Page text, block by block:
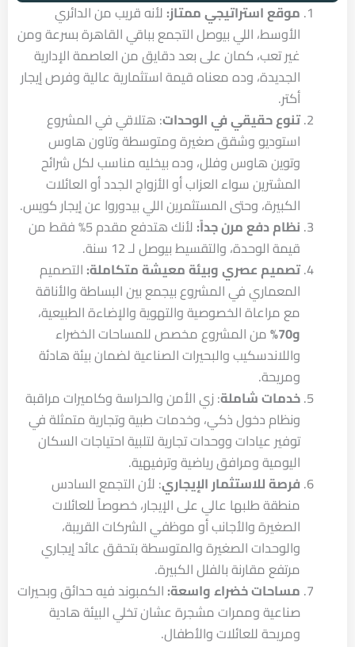
موقع استراتيجي ممتاز: لأنه قريب من الدائري
الأوسط، اللي بيوصل التجمع بباقي القاهرة بسرعة ومن
غير تعب، كمان على بعد دقايق من العاصمة الإدارية
الجديدة، وده معناه قيمة استثمارية عالية وفرص إيجار
أكتر.
تنوع حقيقي في الوحدات: هتلاقي في المشروع
استوديو وشقق صغيرة ومتوسطة وتاون هاوس
وتوين هاوس وفلل، وده بيخليه مناسب لكل شرائح
المشترين سواء العزاب أو الأزواج الجدد أو العائلات
الكبيرة، وحتى المستثمرين اللي بيدوروا عن إيجار كويس.
نظام دفع مرن جداً:
لأنك هتدفع مقدم 5% فقط من
قيمة الوحدة، والتقسيط بيوصل لـ 12 سنة.
تصميم عصري وبيئة معيشة متكاملة: التصميم
المعماري في المشروع بيجمع بين البساطة والأناقة
مع مراعاة الخصوصية والتهوية والإضاءة الطبيعية،
و70%
من المشروع مخصص للمساحات الخضراء
واللاندسكيب والبحيرات الصناعية لضمان بيئة هادئة
ومريحة.
خدمات شاملة: زي الأمن والحراسة وكاميرات مراقبة
ونظام دخول ذكي، وخدمات طبية وتجارية متمثلة في
توفير عيادات ووحدات تجارية لتلبية احتياجات السكان
اليومية ومرافق رياضية وترفيهية.
فرصة للاستثمار الإيجاري: لأن التجمع السادس
منطقة طلبها عالي على الإيجار، خصوصاً للعائلات
الصغيرة والأجانب أو موظفي الشركات القريبة،
والوحدات الصغيرة والمتوسطة بتحقق عائد إيجاري
مرتفع مقارنة بالفلل الكبيرة.
مساحات خضراء واسعة: الكمبوند فيه حدائق وبحيرات
صناعية وممرات مشجرة عشان تخلي البيئة هادية
ومريحة للعائلات والأطفال.